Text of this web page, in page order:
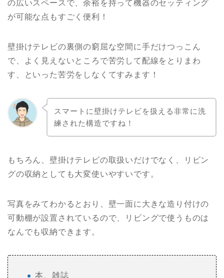
の広いスペースで、余裕を持って機器のセッティング
が可能な点もすごく便利！
壁掛けテレビの裏側の窮屈な空間に手だけつっこん
で、よく見えないところで苦労して配線をとりまわ
す、といった苦労をしなくてすみます！
スマートに壁掛けテレビを扱える非常に洗
練された構造ですね！
もちろん、壁掛けテレビの取扱いだけでなく、リビン
グの収納としても大変使いやすいです。
写真をみてわかるとおり、壁一面に大きな造り付けの
可動棚が設置されているので、リビングで使うものは
なんでも収納できます。
本、雑誌